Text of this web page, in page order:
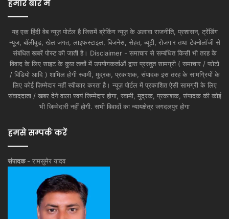
हमारे बारे में
यह एक हिंदी वेब न्यूज़ पोर्टल है जिसमें ब्रेकिंग न्यूज़ के अलावा राजनीति, प्रशासन, ट्रेंडिंग
न्यूज, बॉलीवुड, खेल जगत, लाइफस्टाइल, बिजनेस, सेहत, ब्यूटी, रोजगार तथा टेक्नोलॉजी से
संबंधित खबरें पोस्ट की जाती है। Disclaimer - समाचार से सम्बंधित किसी भी तरह के
विवाद के लिए साइट के कुछ तत्वों में उपयोगकर्ताओं द्वारा प्रस्तुत सामग्री ( समाचार / फोटो
/ विडियो आदि ) शामिल होगी स्वामी, मुद्रक, प्रकाशक, संपादक इस तरह के सामग्रियों के
लिए कोई ज़िम्मेदार नहीं स्वीकार करता है। न्यूज़ पोर्टल में प्रकाशित ऐसी सामग्री के लिए
संवाददाता / खबर देने वाला स्वयं जिम्मेदार होगा, स्वामी, मुद्रक, प्रकाशक, संपादक की कोई
भी जिम्मेदारी नहीं होगी. सभी विवादों का न्यायक्षेत्र जगदलपुर होगा
हमसे सम्पर्क करें
संपादक - रामसुमेर यादव